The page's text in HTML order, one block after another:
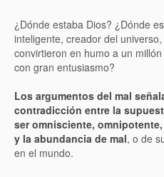
¿Dónde estaba Dios? ¿Dónde
inteligente, creador del
convirtieron en humo a un
con gran entusiasmo?
Los argumentos del mal
contradicción entre la
ser omnisciente,
y la abundancia de mal, o de
en el mundo.